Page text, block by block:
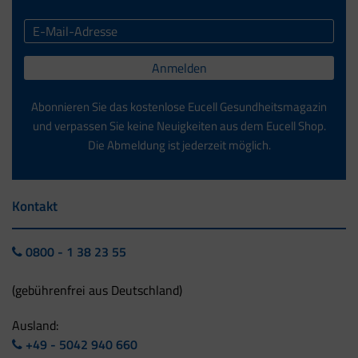
Anmelden
Abonnieren Sie das kostenlose Eucell Gesundheitsmagazin
und verpassen Sie keine Neuigkeiten aus dem Eucell Shop.
Die Abmeldung ist jederzeit möglich.
Kontakt
0800 - 1 38 23 55
(gebührenfrei aus Deutschland)
Ausland:
+49 - 5042 940 660